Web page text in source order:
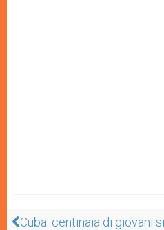
Cuba: centinaia di giovani